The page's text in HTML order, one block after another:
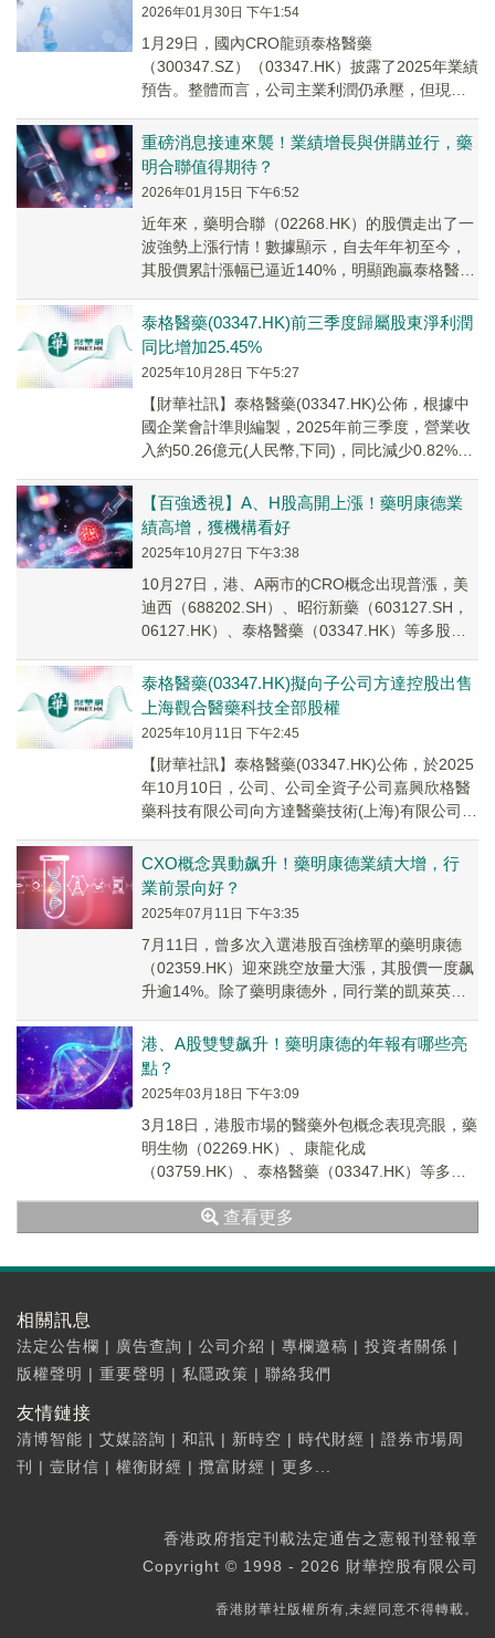
2026年01月30日 下午1:54
1月29日，國內CRO龍頭泰格醫藥
（300347.SZ）（03347.HK）披露了2025年業績
預告。整體而言，公司主業利潤仍承壓，但現金
重磅消息接連來襲！業績增長與併購並行，藥
明合聯值得期待？
2026年01月15日 下午6:52
近年來，藥明合聯（02268.HK）的股價走出了一
波強勢上漲行情！數據顯示，自去年年初至今，
其股價累計漲幅已逼近140%，明顯跑贏泰格醫藥
泰格醫藥(03347.HK)前三季度歸屬股東淨利潤
同比增加25.45%
2025年10月28日 下午5:27
【財華社訊】泰格醫藥(03347.HK)公佈，根據中
國企業會計準則編製，2025年前三季度，營業收
入約50.26億元(人民幣,下同)，同比減少0.82%；
【百強透視】A、H股高開上漲！藥明康德業
績高增，獲機構看好
2025年10月27日 下午3:38
10月27日，港、A兩市的CRO概念出現普漲，美
迪西（688202.SH）、昭衍新藥（603127.SH，
06127.HK）、泰格醫藥（03347.HK）等多股表
泰格醫藥(03347.HK)擬向子公司方達控股出售
上海觀合醫藥科技全部股權
2025年10月11日 下午2:45
【財華社訊】泰格醫藥(03347.HK)公佈，於2025
年10月10日，公司、公司全資子公司嘉興欣格醫
藥科技有限公司向方達醫藥技術(上海)有限公司出
CXO概念異動飙升！藥明康德業績大增，行
業前景向好？
2025年07月11日 下午3:35
7月11日，曾多次入選港股百強榜單的藥明康德
（02359.HK）迎來跳空放量大漲，其股價一度飙
升逾14%。除了藥明康德外，同行業的凱萊英
港、A股雙雙飙升！藥明康德的年報有哪些亮
點？
2025年03月18日 下午3:09
3月18日，港股市場的醫藥外包概念表現亮眼，藥
明生物（02269.HK）、康龍化成
（03759.HK）、泰格醫藥（03347.HK）等多股
查看更多
相關訊息
法定公告欄 | 廣告查詢 | 公司介紹 | 專欄邀稿 | 投資者關係 |
版權聲明 | 重要聲明 | 私隱政策 | 聯絡我們
友情鏈接
清博智能 | 艾媒諮詢 | 和訊 | 新時空 | 時代財經 | 證券市場周
刊
| 壹財信 | 權衡財經 | 攬富財經 | 更多...
香港政府指定刊載法定通告之憲報刊登報章
Copyright © 1998 - 2026 財華控股有限公司
香港財華社版權所有,未經同意不得轉載。